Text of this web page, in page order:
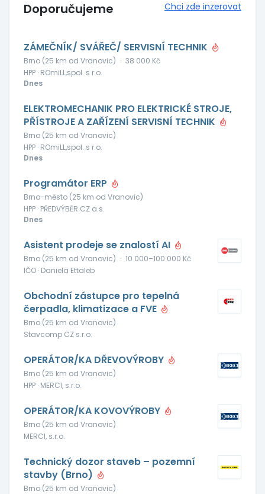
Doporučujeme Chci zde inzerovat
ZÁMEČNÍK/ SVÁŘEČ/ SERVISNÍ TECHNIK
Brno (25 km od Vranovic) · 38 000 Kč
HPP · ROmiLL,spol. s r.o.
Dnes
ELEKTROMECHANIK PRO ELEKTRICKÉ STROJE,
PŘÍSTROJE A ZAŘÍZENÍ SERVISNÍ TECHNIK
Brno (25 km od Vranovic)
HPP · ROmiLL,spol. s r.o.
Dnes
Programátor ERP
Brno-město (25 km od Vranovic)
HPP · PŘEDVÝBĚR.CZ a.s.
Dnes
Asistent prodeje se znalostí AI
Brno (25 km od Vranovic) · 10 000–100 000 Kč
IČO · Daniela Ettaleb
Obchodní zástupce pro tepelná
čerpadla, klimatizace a FVE
Brno (25 km od Vranovic)
Stavcomp CZ s.r.o.
OPERÁTOR/KA DŘEVOVÝROBY
Brno (25 km od Vranovic)
HPP · MERCI, s.r.o.
OPERÁTOR/KA KOVOVÝROBY
Brno (25 km od Vranovic)
MERCI, s.r.o.
Technický dozor staveb – pozemní
stavby (Brno)
Brno (25 km od Vranovic)